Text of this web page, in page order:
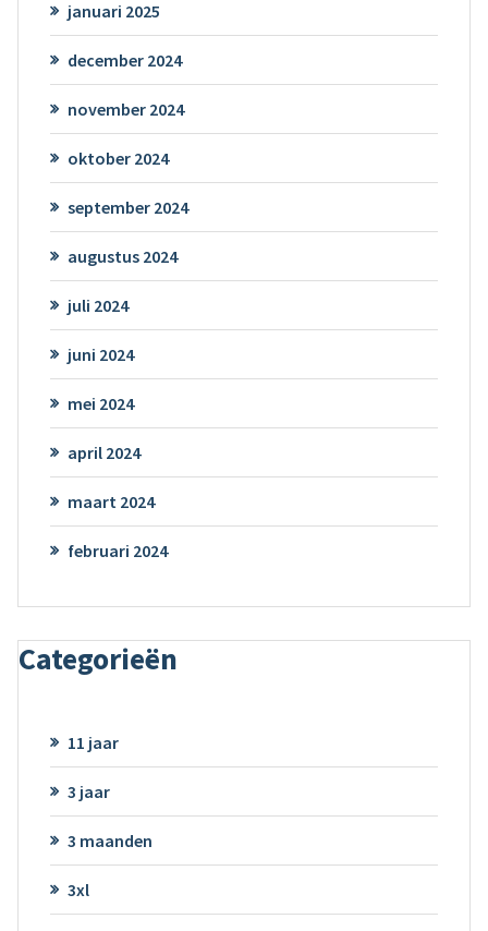
januari 2025
december 2024
november 2024
oktober 2024
september 2024
augustus 2024
juli 2024
juni 2024
mei 2024
april 2024
maart 2024
februari 2024
Categorieën
11 jaar
3 jaar
3 maanden
3xl